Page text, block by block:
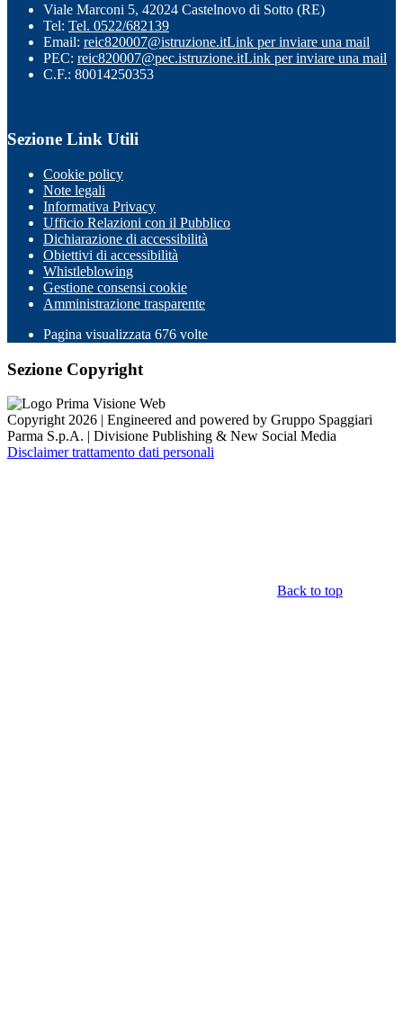
Viale Marconi 5, 42024 Castelnovo di Sotto (RE)
Tel: Tel. 0522/682139
Email: reic820007@istruzione.itLink per inviare una mail
PEC: reic820007@pec.istruzione.itLink per inviare una mail
C.F.: 80014250353
Sezione Link Utili
Cookie policy
Note legali
Informativa Privacy
Ufficio Relazioni con il Pubblico
Dichiarazione di accessibilità
Obiettivi di accessibilità
Whistleblowing
Gestione consensi cookie
Amministrazione trasparente
Pagina visualizzata 676 volte
Sezione Copyright
Copyright 2026 | Engineered and powered by Gruppo Spaggiari
Parma S.p.A. | Divisione Publishing & New Social Media
Disclaimer trattamento dati personali
Back to top